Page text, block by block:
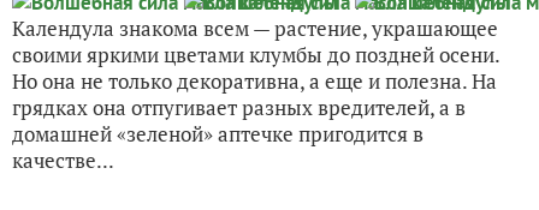
Календула знакома всем — растение, украшающее
своими яркими цветами клумбы до поздней осени.
Но она не только декоративна, а еще и полезна. На
грядках она отпугивает разных вредителей, а в
домашней «зеленой» аптечке пригодится в
качестве...